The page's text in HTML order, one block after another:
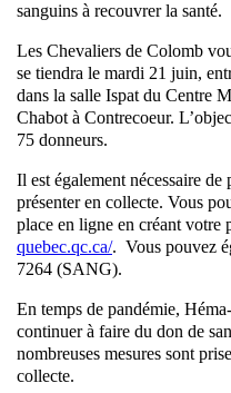
sanguins à recouvrer la santé.
Les Chevaliers de Colomb
se tiendra le mardi 21 juin,
dans la salle Ispat du Centre
Chabot à Contrecoeur.
75 donneurs.
Il est également nécessaire
présenter en collecte. Vous
place en ligne en créant votre
quebec.qc.ca/. Vous pouvez
7264 (SANG).
En temps de pandémie,
continuer à faire du don de
nombreuses mesures sont
collecte.